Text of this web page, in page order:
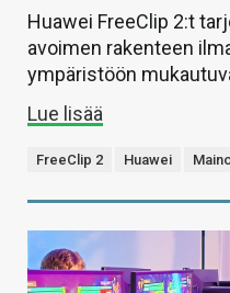
Huawei FreeClip 2:t
avoimen rakenteen
ympäristöön
Lue lisää
FreeClip 2 Huawei